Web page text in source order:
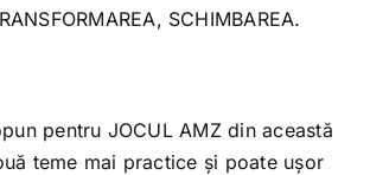
SCHIMBAREA.
pentru JOCUL AMZ din această
teme mai practice și poate ușor